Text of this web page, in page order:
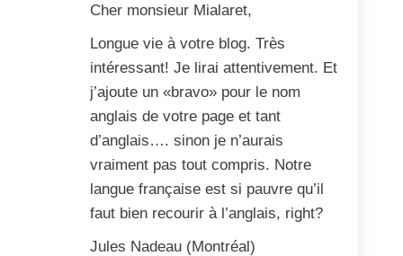
Cher monsieur Mialaret,
Longue vie à votre blog. Très
intéressant! Je lirai attentivement. Et
j’ajoute un «bravo» pour le nom
anglais de votre page et tant
d’anglais…. sinon je n’aurais
vraiment pas tout compris. Notre
langue française est si pauvre qu’il
faut bien recourir à l’anglais, right?
Jules Nadeau (Montréal)